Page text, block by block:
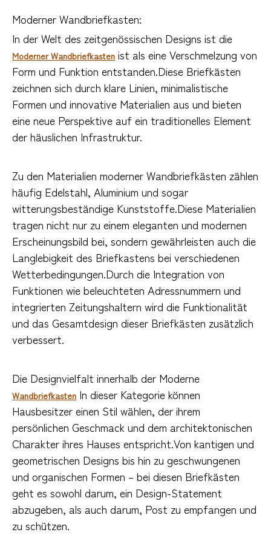
Moderner Wandbriefkasten:
In der Welt des zeitgenössischen Designs ist die
Moderner Wandbriefkasten ist als eine Verschmelzung von
Form und Funktion entstanden.Diese Briefkästen
zeichnen sich durch klare Linien, minimalistische
Formen und innovative Materialien aus und bieten
eine neue Perspektive auf ein traditionelles Element
der häuslichen Infrastruktur.
Zu den Materialien moderner Wandbriefkästen zählen
häufig Edelstahl, Aluminium und sogar
witterungsbeständige Kunststoffe.Diese Materialien
tragen nicht nur zu einem eleganten und modernen
Erscheinungsbild bei, sondern gewährleisten auch die
Langlebigkeit des Briefkastens bei verschiedenen
Wetterbedingungen.Durch die Integration von
Funktionen wie beleuchteten Adressnummern und
integrierten Zeitungshaltern wird die Funktionalität
und das Gesamtdesign dieser Briefkästen zusätzlich
verbessert.
Die Designvielfalt innerhalb der Moderne
Wandbriefkasten In dieser Kategorie können
Hausbesitzer einen Stil wählen, der ihrem
persönlichen Geschmack und dem architektonischen
Charakter ihres Hauses entspricht.Von kantigen und
geometrischen Designs bis hin zu geschwungenen
und organischen Formen – bei diesen Briefkästen
geht es sowohl darum, ein Design-Statement
abzugeben, als auch darum, Post zu empfangen und
zu schützen.